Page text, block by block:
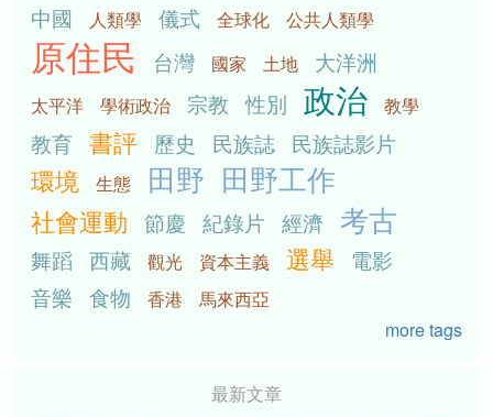
中國 人類學 儀式 全球化 公共人類學
原住民 台灣 國家 土地 大洋洲
太平洋 學術政治 宗教 性別 政治 教學
教育 書評 歷史 民族誌 民族誌影片
環境 生態 田野 田野工作
社會運動 節慶 紀錄片 經濟 考古
舞蹈 西藏 觀光 資本主義 選舉
電影
音樂 食物 香港
馬來西亞
more tags
最新文章